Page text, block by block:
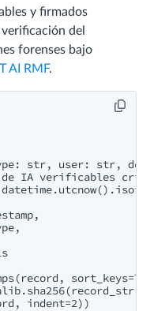
y firmados
del
forenses bajo
AI RMF.
str, user: str,
IA verificables
indent=2))